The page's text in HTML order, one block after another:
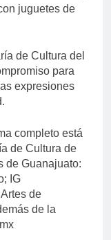
juguetes de
de Cultura del
para
expresiones
completo está
de Cultura de
de Guanajuato:
IG
de
de la